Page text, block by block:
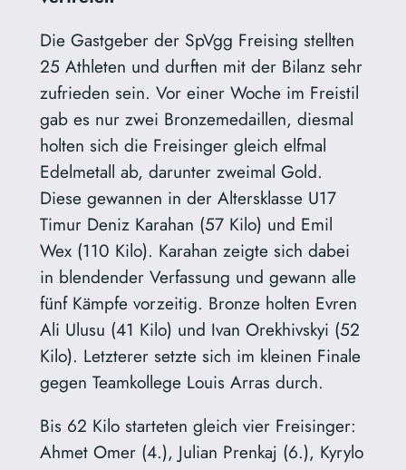
Die Gastgeber der SpVgg Freising stellten
25 Athleten und durften mit der Bilanz sehr
zufrieden sein. Vor einer Woche im Freistil
gab es nur zwei Bronzemedaillen, diesmal
holten sich die Freisinger gleich elfmal
Edelmetall ab, darunter zweimal Gold.
Diese gewannen in der Altersklasse U17
Timur Deniz Karahan (57 Kilo) und Emil
Wex (110 Kilo). Karahan zeigte sich dabei
in blendender Verfassung und gewann alle
fünf Kämpfe vorzeitig. Bronze holten Evren
Ali Ulusu (41 Kilo) und Ivan Orekhivskyi (52
Kilo). Letzterer setzte sich im kleinen Finale
gegen Teamkollege Louis Arras durch.
Bis 62 Kilo starteten gleich vier Freisinger:
Ahmet Omer (4.), Julian Prenkaj (6.), Kyrylo